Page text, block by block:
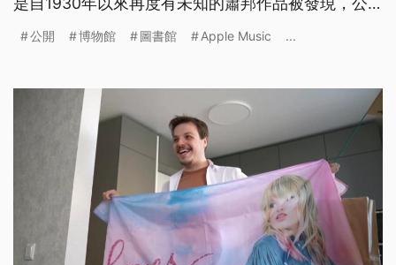
公開 博物館 圖書館 Apple Music ...